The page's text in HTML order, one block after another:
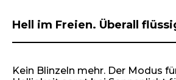
Hell im Freien. Überall
Kein Blinzeln mehr. Der Modus